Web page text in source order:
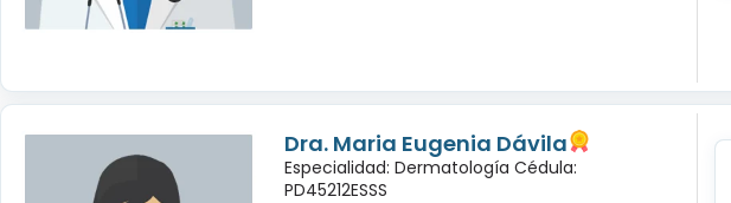
Dra. Maria Eugenia Dávila
Especialidad: Dermatología Cédula:
PD45212ESSS